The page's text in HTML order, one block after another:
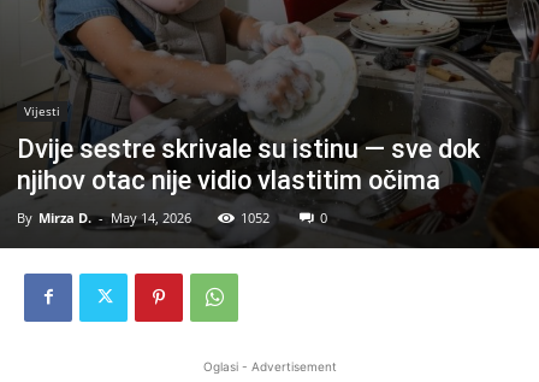
Vijesti
Dvije sestre skrivale su istinu — sve dok
njihov otac nije vidio vlastitim očima
By Mirza D. - May 14, 2026 1052 0
Oglasi - Advertisement